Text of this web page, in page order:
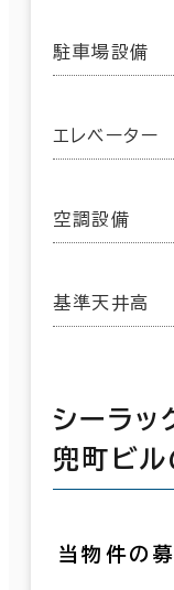
駐車場設備
エレベーター
空調設備
基準天井高
シーラ
兜町ビ
当物件の